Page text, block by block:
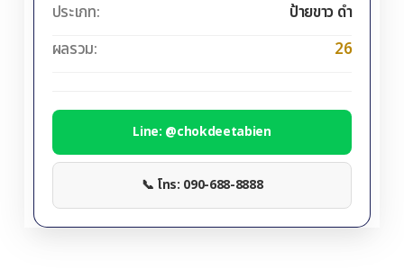
ประเภท:
ป้ายขาว ดำ
ผลรวม:
26
Line: @chokdeetabien
📞 โทร: 090-688-8888